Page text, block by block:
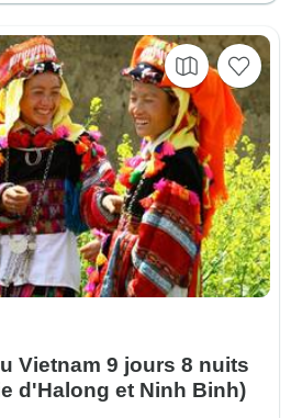
Vietnam 9 jours 8 nuits
d'Halong et Ninh Binh)